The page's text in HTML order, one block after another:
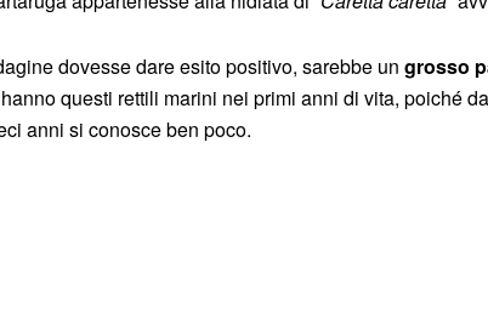
dovesse dare esito positivo, sarebbe un grosso
questi rettili marini nei primi anni di vita, poiché
anni si conosce ben poco.